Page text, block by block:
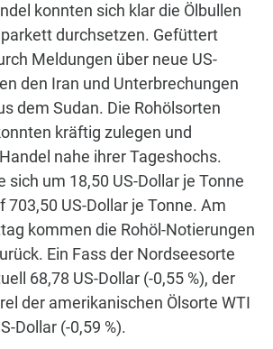
konnten sich klar die Ölbullen
durchsetzen. Gefüttert
Meldungen über neue US-
den Iran und Unterbrechungen
dem Sudan. Die Rohölsorten
kräftig zulegen und
nahe ihrer Tageshochs.
sich um 18,50 US-Dollar je Tonne
703,50 US-Dollar je Tonne. Am
kommen die Rohöl-Notierungen
Ein Fass der Nordseesorte
68,78 US-Dollar (-0,55 %), der
der amerikanischen Ölsorte WTI
Dollar (-0,59 %).